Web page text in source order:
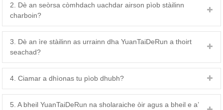
2. Dè an seòrsa còmhdach uachdar airson pìob stàilinn
charboin?
3. Dè an ìre stàilinn as urrainn dha YuanTaiDeRun a thoirt
seachad?
4. Ciamar a dhìonas tu pìob dhubh?
5. A bheil YuanTaiDeRun na sholaraiche òir agus a bheil e a’